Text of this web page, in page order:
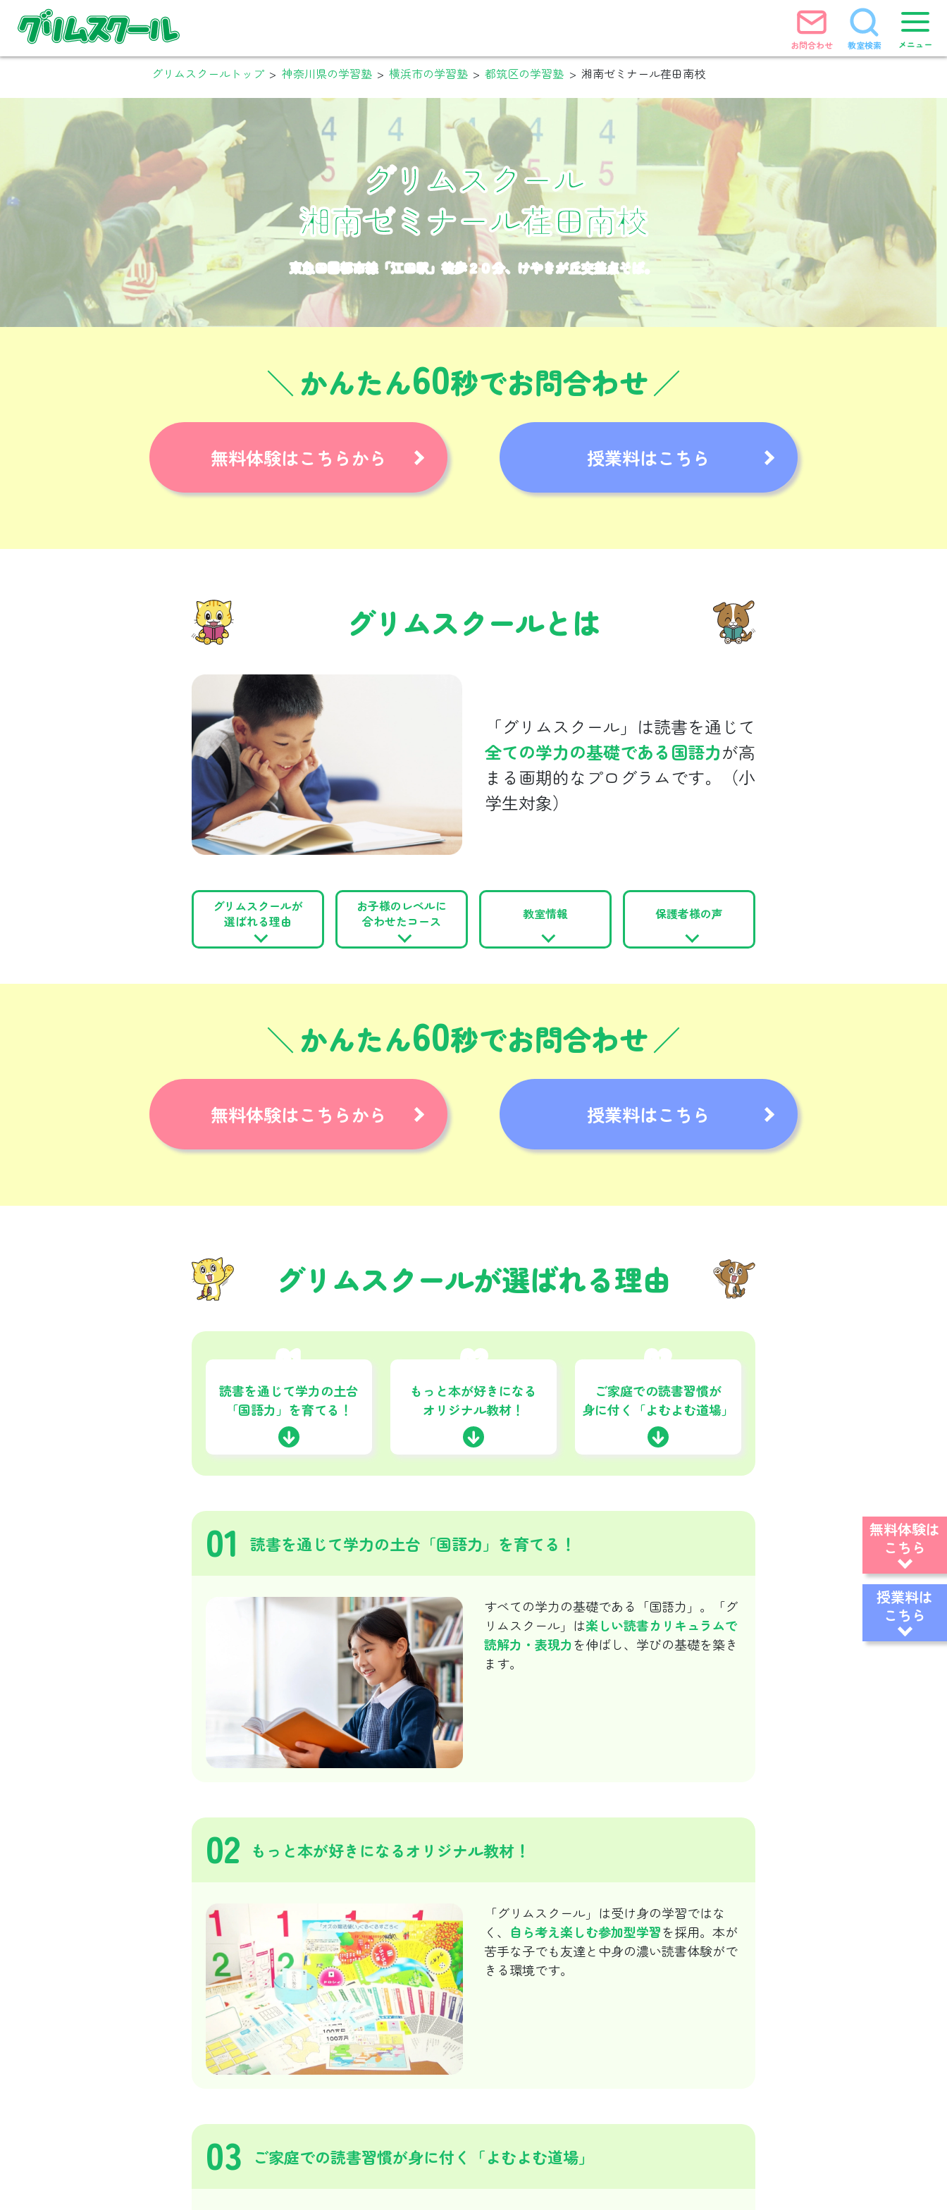
お問合わせ 教室検索 メニュー
グリムスクールトップ > 神奈川県の学習塾 > 横浜市の学習塾 > 都筑区の学習塾 > 湘南ゼミナール荏田南校
グリムスクール
湘南ゼミナール荏田南校
東急田園都市線「江田駅」徒歩２０分、けやきが丘交差点そば。
かんたん60秒でお問合わせ
無料体験はこちらから 授業料はこちら
グリムスクールとは
「グリムスクール」は読書を通じて
全ての学力の基礎である国語力が高
まる画期的なプログラムです。（小
学生対象）
グリムスクールが
選ばれる理由
お子様のレベルに
合わせたコース
教室情報 保護者様の声
かんたん60秒でお問合わせ
無料体験はこちらから 授業料はこちら
グリムスクールが選ばれる理由
01
読書を通じて学力の土台
「国語力」を育てる！
02
もっと本が好きになる
オリジナル教材！
03
ご家庭での読書習慣が
身に付く「よむよむ道場」
01 読書を通じて学力の土台「国語力」を育てる！
すべての学力の基礎である「国語力」。「グ
リムスクール」は楽しい読書カリキュラムで
読解力・表現力を伸ばし、学びの基礎を築き
ます。
02 もっと本が好きになるオリジナル教材！
「グリムスクール」は受け身の学習ではな
く、 自ら考え楽しむ参加型学習を採用。本が
苦手な子でも友達と中身の濃い読書体験がで
きる環境です。
03 ご家庭での読書習慣が身に付く「よむよむ道場」
無料体験は
こちら
授業料は
こちら